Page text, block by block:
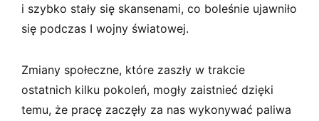
i szybko stały się skansenami, co boleśnie ujawniło
się podczas I wojny światowej.
Zmiany społeczne, które zaszły w trakcie
ostatnich kilku pokoleń, mogły zaistnieć dzięki
temu, że pracę zaczęły za nas wykonywać paliwa